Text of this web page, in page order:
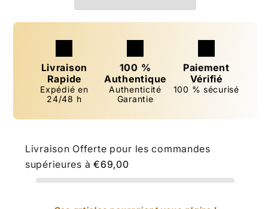
&quot;Angels&#39;
Share&quot;
Extrait
parfum
Mixte
&quot;Angels&#39;
Share&quot;
de
parfum
Mixte
Livraison
Rapide
Expédié en
24/48 h
100 %
Authentique
Authenticité
Garantie
Paiement
Vérifié
100 % sécurisé
Livraison Offerte pour les commandes
supérieures à€69,00